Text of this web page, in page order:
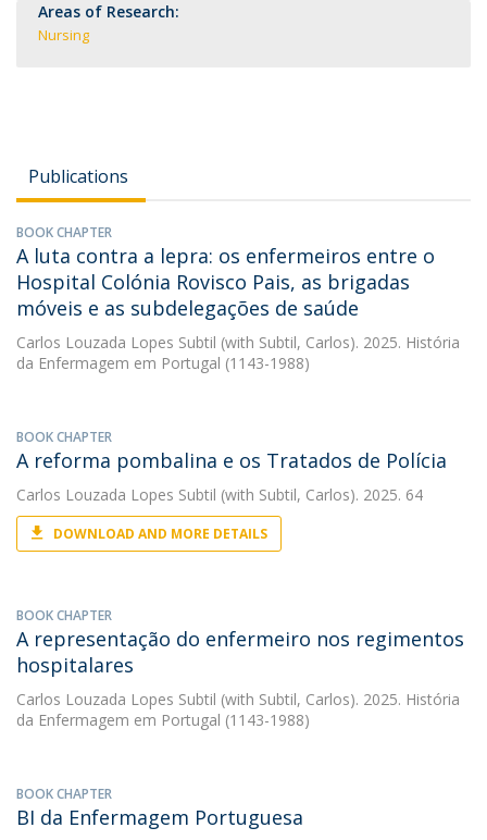
Areas of Research:
Nursing
Publications
BOOK CHAPTER
A luta contra a lepra: os enfermeiros entre o
Hospital Colónia Rovisco Pais, as brigadas
móveis e as subdelegações de saúde
Carlos Louzada Lopes Subtil (with Subtil, Carlos). 2025. História
da Enfermagem em Portugal (1143-1988)
BOOK CHAPTER
A reforma pombalina e os Tratados de Polícia
Carlos Louzada Lopes Subtil (with Subtil, Carlos). 2025. 64
DOWNLOAD AND MORE DETAILS
BOOK CHAPTER
A representação do enfermeiro nos regimentos
hospitalares
Carlos Louzada Lopes Subtil (with Subtil, Carlos). 2025. História
da Enfermagem em Portugal (1143-1988)
BOOK CHAPTER
BI da Enfermagem Portuguesa